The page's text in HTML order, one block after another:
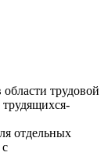
трудовой
отдельных